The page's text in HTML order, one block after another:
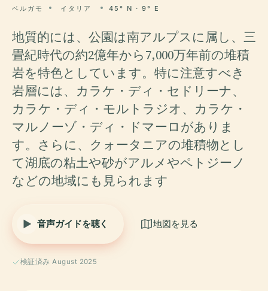
ベルガモ イタリア 45° N · 9° E
地質的には、公園は南アルプスに属し、三
畳紀時代の約2億年から7,000万年前の堆積
岩を特色としています。特に注意すべき
岩層には、カラケ・ディ・セドリーナ、
カラケ・ディ・モルトラジオ、カラケ・
マルノーゾ・ディ・ドマーロがありま
す。さらに、クォータニアの堆積物とし
て湖底の粘土や砂がアルメやペトジーノ
などの地域にも見られます
音声ガイドを聴く 地図を見る
検証済み August 2025